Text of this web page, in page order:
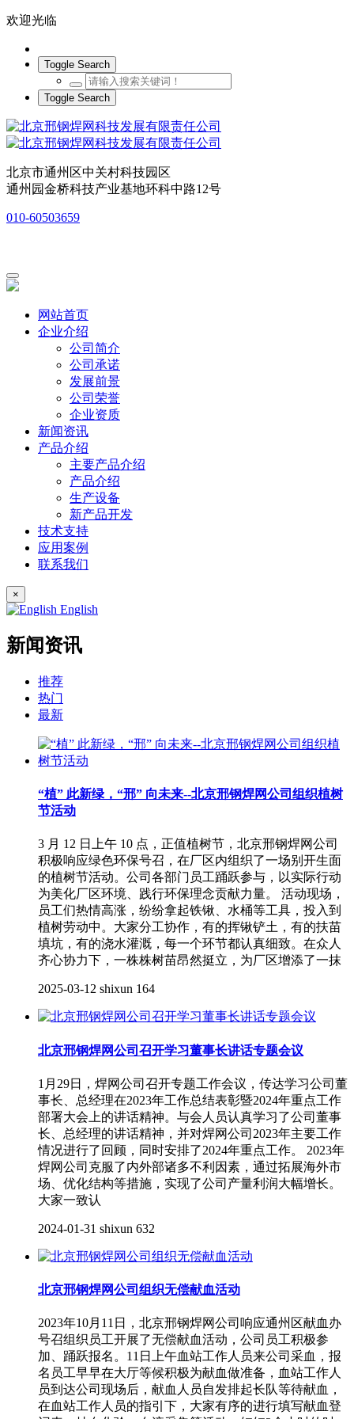
欢迎光临
Toggle Search
Toggle Search
北京市通州区中关村科技园区
通州园金桥科技产业基地环科中路12号
010-60503659
网站首页
企业介绍
公司简介
公司承诺
发展前景
公司荣誉
企业资质
新闻资讯
产品介绍
主要产品介绍
产品介绍
生产设备
新产品开发
技术支持
应用案例
联系我们
×
English
新闻资讯
推荐
热门
最新
“植” 此新绿，“邢” 向未来--北京邢钢焊网公司组织植树
节活动
3 月 12 日上午 10 点，正值植树节，北京邢钢焊网公司
积极响应绿色环保号召，在厂区内组织了一场别开生面
的植树节活动。公司各部门员工踊跃参与，以实际行动
为美化厂区环境、践行环保理念贡献力量。 活动现场，
员工们热情高涨，纷纷拿起铁锹、水桶等工具，投入到
植树劳动中。大家分工协作，有的挥锹铲土，有的扶苗
填坑，有的浇水灌溉，每一个环节都认真细致。在众人
齐心协力下，一株株树苗昂然挺立，为厂区增添了一抹
2025-03-12 shixun 164
北京邢钢焊网公司召开学习董事长讲话专题会议
1月29日，焊网公司召开专题工作会议，传达学习公司董
事长、总经理在2023年工作总结表彰暨2024年重点工作
部署大会上的讲话精神。与会人员认真学习了公司董事
长、总经理的讲话精神，并对焊网公司2023年主要工作
情况进行了回顾，同时安排了2024年重点工作。 2023年
焊网公司克服了内外部诸多不利因素，通过拓展海外市
场、优化结构等措施，实现了公司产量利润大幅增长。
大家一致认
2024-01-31 shixun 632
北京邢钢焊网公司组织无偿献血活动
2023年10月11日，北京邢钢焊网公司响应通州区献血办
号召组织员工开展了无偿献血活动，公司员工积极参
加、踊跃报名。11日上午血站工作人员来公司采血，报
名员工早早在大厅等候积极为献血做准备，血站工作人
员到达公司现场后，献血人员自发排起长队等待献血，
在血站工作人员的指引下，大家有序的进行填写献血登